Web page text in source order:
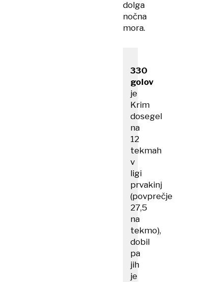
dolga
nočna
mora.
330 ​
golov
je
Krim
dosegel
na
12
tekmah
v
ligi
prvakinj
(povprečje
27,5
na
tekmo),
dobil
pa
jih
je